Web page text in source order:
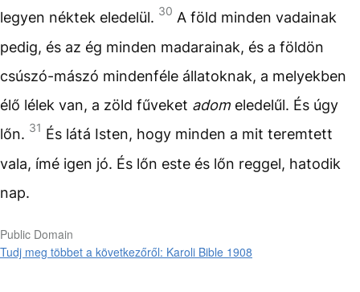
legyen néktek eledelül. 30 A föld minden vadainak
pedig, és az ég minden madarainak, és a földön
csúszó-mászó mindenféle állatoknak, a melyekben
élő lélek van, a zöld fűveket adom eledelűl. És úgy
lőn. 31 És látá Isten, hogy minden a mit teremtett
vala, ímé igen jó. És lőn este és lőn reggel, hatodik
nap.
Public Domain
Tudj meg többet a következőről: Karoli Bible 1908